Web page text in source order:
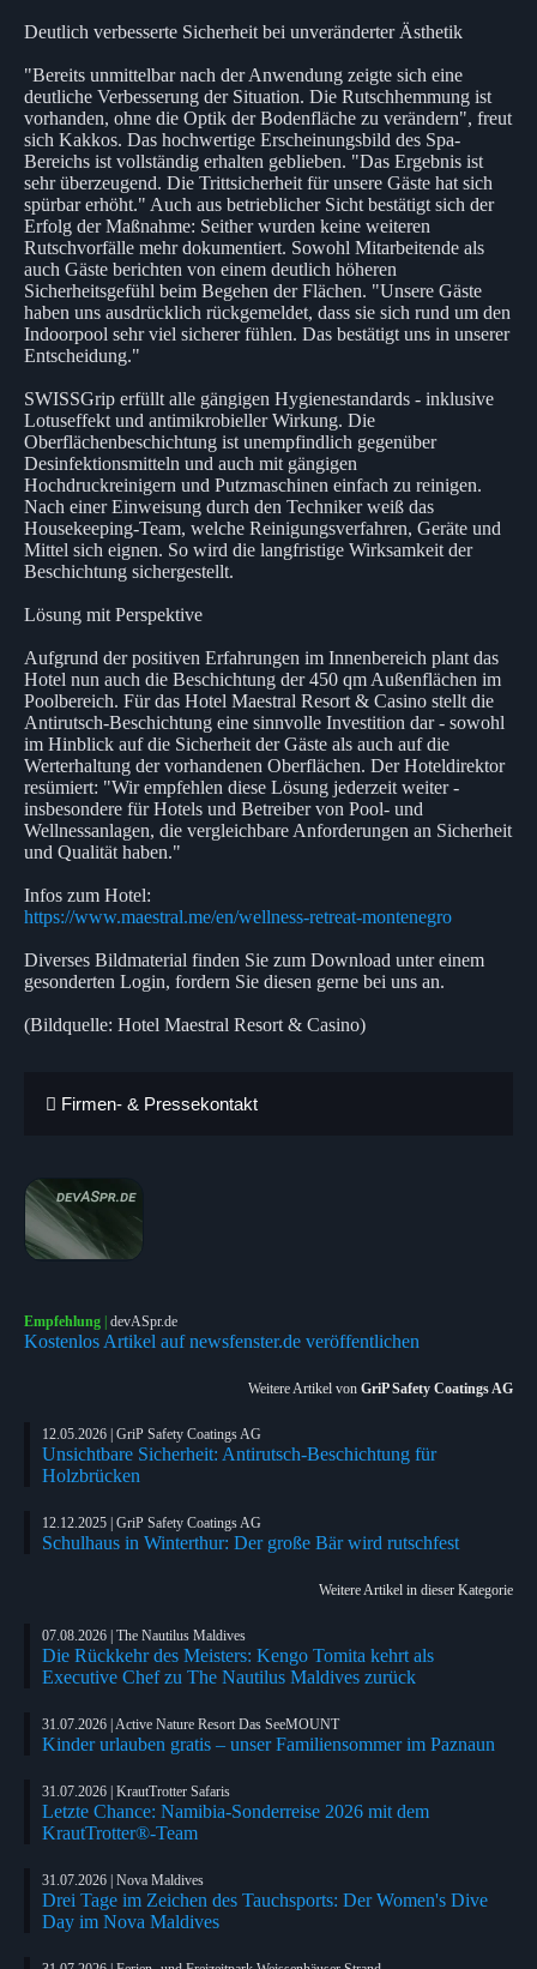
Deutlich verbesserte Sicherheit bei unveränderter Ästhetik
"Bereits unmittelbar nach der Anwendung zeigte sich eine
deutliche Verbesserung der Situation. Die Rutschhemmung ist
vorhanden, ohne die Optik der Bodenfläche zu verändern", freut
sich Kakkos. Das hochwertige Erscheinungsbild des Spa-
Bereichs ist vollständig erhalten geblieben. "Das Ergebnis ist
sehr überzeugend. Die Trittsicherheit für unsere Gäste hat sich
spürbar erhöht." Auch aus betrieblicher Sicht bestätigt sich der
Erfolg der Maßnahme: Seither wurden keine weiteren
Rutschvorfälle mehr dokumentiert. Sowohl Mitarbeitende als
auch Gäste berichten von einem deutlich höheren
Sicherheitsgefühl beim Begehen der Flächen. "Unsere Gäste
haben uns ausdrücklich rückgemeldet, dass sie sich rund um den
Indoorpool sehr viel sicherer fühlen. Das bestätigt uns in unserer
Entscheidung."
SWISSGrip erfüllt alle gängigen Hygienestandards - inklusive
Lotuseffekt und antimikrobieller Wirkung. Die
Oberflächenbeschichtung ist unempfindlich gegenüber
Desinfektionsmitteln und auch mit gängigen
Hochdruckreinigern und Putzmaschinen einfach zu reinigen.
Nach einer Einweisung durch den Techniker weiß das
Housekeeping-Team, welche Reinigungsverfahren, Geräte und
Mittel sich eignen. So wird die langfristige Wirksamkeit der
Beschichtung sichergestellt.
Lösung mit Perspektive
Aufgrund der positiven Erfahrungen im Innenbereich plant das
Hotel nun auch die Beschichtung der 450 qm Außenflächen im
Poolbereich. Für das Hotel Maestral Resort & Casino stellt die
Antirutsch-Beschichtung eine sinnvolle Investition dar - sowohl
im Hinblick auf die Sicherheit der Gäste als auch auf die
Werterhaltung der vorhandenen Oberflächen. Der Hoteldirektor
resümiert: "Wir empfehlen diese Lösung jederzeit weiter -
insbesondere für Hotels und Betreiber von Pool- und
Wellnessanlagen, die vergleichbare Anforderungen an Sicherheit
und Qualität haben."
Infos zum Hotel:
https://www.maestral.me/en/wellness-retreat-montenegro
Diverses Bildmaterial finden Sie zum Download unter einem
gesonderten Login, fordern Sie diesen gerne bei uns an.
(Bildquelle: Hotel Maestral Resort & Casino)
Firmen- & Pressekontakt
Empfehlung | devASpr.de
Kostenlos Artikel auf newsfenster.de veröffentlichen
Weitere Artikel von GriP Safety Coatings AG
12.05.2026 | GriP Safety Coatings AG
Unsichtbare Sicherheit: Antirutsch-Beschichtung für
Holzbrücken
12.12.2025 | GriP Safety Coatings AG
Schulhaus in Winterthur: Der große Bär wird rutschfest
Weitere Artikel in dieser Kategorie
07.08.2026 | The Nautilus Maldives
Die Rückkehr des Meisters: Kengo Tomita kehrt als
Executive Chef zu The Nautilus Maldives zurück
31.07.2026 | Active Nature Resort Das SeeMOUNT
Kinder urlauben gratis – unser Familiensommer im Paznaun
31.07.2026 | KrautTrotter Safaris
Letzte Chance: Namibia-Sonderreise 2026 mit dem
KrautTrotter®-Team
31.07.2026 | Nova Maldives
Drei Tage im Zeichen des Tauchsports: Der Women's Dive
Day im Nova Maldives